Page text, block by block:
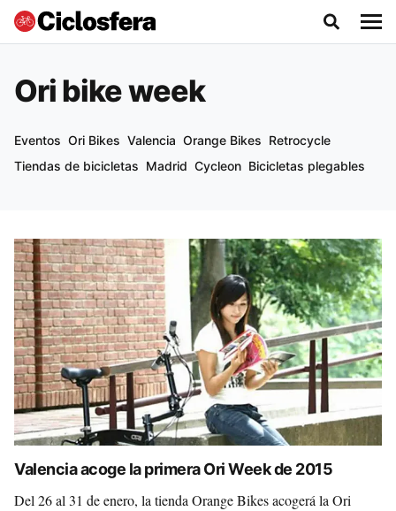
Ori bike week
Eventos Ori Bikes Valencia Orange Bikes Retrocycle
Tiendas de bicicletas Madrid Cycleon Bicicletas plegables
Valencia acoge la primera Ori Week de 2015
Del 26 al 31 de enero, la tienda Orange Bikes acogerá la Ori